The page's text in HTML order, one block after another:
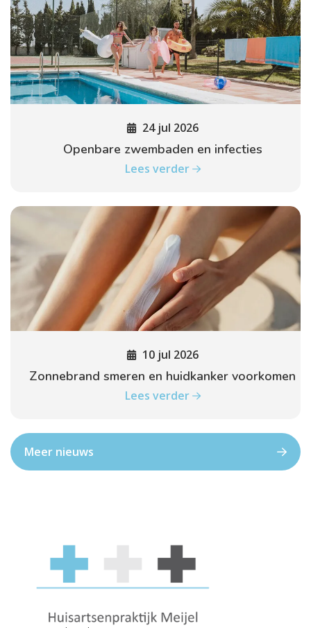
24 jul 2026
Openbare zwembaden en infecties
Lees verder
10 jul 2026
Zonnebrand smeren en huidkanker voorkomen
Lees verder
Meer nieuws